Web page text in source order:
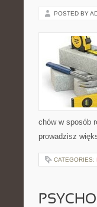
POSTED BY
chów w sposób
prowadzisz
CATEGORIES: